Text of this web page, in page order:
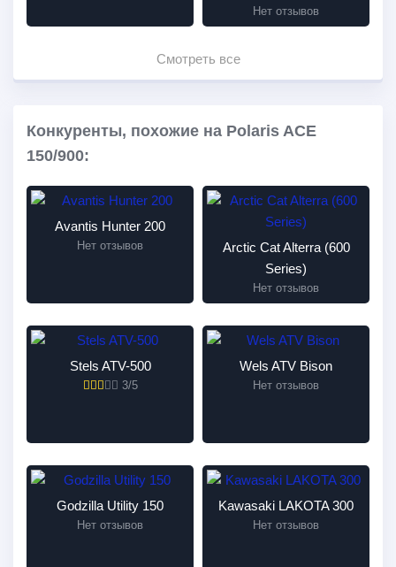
Нет отзывов
Смотреть все
Конкуренты, похожие на Polaris ACE
150/900:
Avantis Hunter 200
Нет отзывов
Arctic Cat Alterra (600
Series)
Нет отзывов
Stels ATV-500
3/5
Wels ATV Bison
Нет отзывов
Godzilla Utility 150
Нет отзывов
Kawasaki LAKOTA 300
Нет отзывов